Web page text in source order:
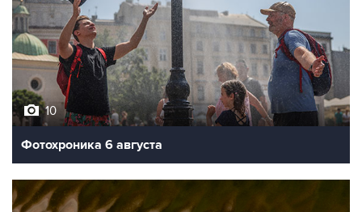
10
Фотохроника 6 августа